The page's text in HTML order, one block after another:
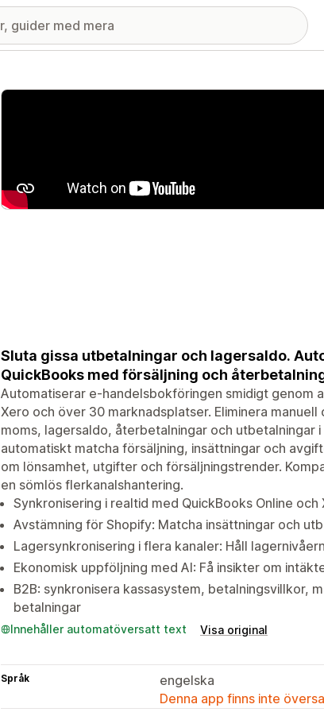
Galleri med utvalda bilder
Sluta gissa utbetalningar och lagersaldo.
QuickBooks med försäljning och
Automatiserar e-handelsbokföringen smidigt genom
Xero och över 30 marknadsplatser. Eliminera
moms, lagersaldo, återbetalningar och utbetalningar
automatiskt matcha försäljning, insättningar och
om lönsamhet, utgifter och försäljningstrender.
en sömlös flerkanalshantering.
Synkronisering i realtid med QuickBooks Online
Avstämning för Shopify: Matcha insättningar och
Lagersynkronisering i flera kanaler: Håll
Ekonomisk uppföljning med AI: Få insikter om
B2B: synkronisera kassasystem, betalningsvillkor,
betalningar
Innehåller automatöversatt text Visa original
Språk
engelska
Denna app finns inte